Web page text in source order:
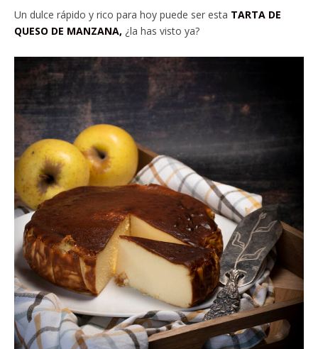
Un dulce rápido y rico para hoy puede ser esta TARTA DE
QUESO DE MANZANA, ¿la has visto ya?